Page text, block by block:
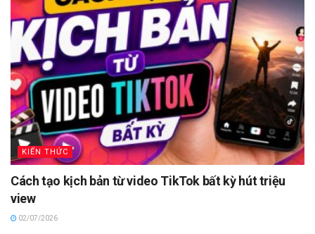
KIẾN THỨC
Cách tạo kịch bản từ video TikTok bất kỳ hút triệu
view
02/07/2026